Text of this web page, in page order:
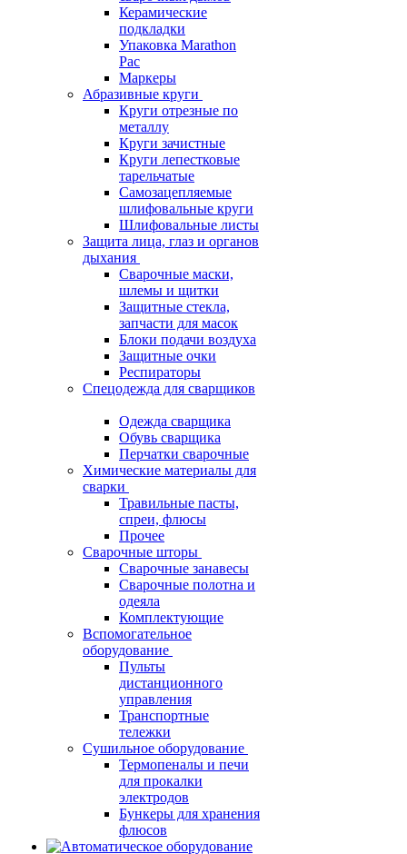
Керамические
подкладки
Упаковка Marathon
Pac
Маркеры
Абразивные круги
Круги отрезные по
металлу
Круги зачистные
Круги лепестковые
тарельчатые
Самозацепляемые
шлифовальные круги
Шлифовальные листы
Защита лица, глаз и органов
дыхания
Сварочные маски,
шлемы и щитки
Защитные стекла,
запчасти для масок
Блоки подачи воздуха
Защитные очки
Респираторы
Спецодежда для сварщиков
Одежда сварщика
Обувь сварщика
Перчатки сварочные
Химические материалы для
сварки
Травильные пасты,
спреи, флюсы
Прочее
Сварочные шторы
Сварочные занавесы
Сварочные полотна и
одеяла
Комплектующие
Вспомогательное
оборудование
Пульты
дистанционного
управления
Транспортные
тележки
Сушильное оборудование
Термопеналы и печи
для прокалки
электродов
Бункеры для хранения
флюсов